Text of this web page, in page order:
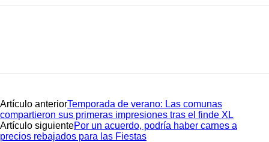
Artículo anteriorTemporada de verano: Las comunas
compartieron sus primeras impresiones tras el finde XL
Artículo siguientePor un acuerdo, podría haber carnes a
precios rebajados para las Fiestas